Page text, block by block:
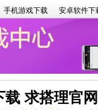
手机游戏下载 安卓软件下
求搭理官